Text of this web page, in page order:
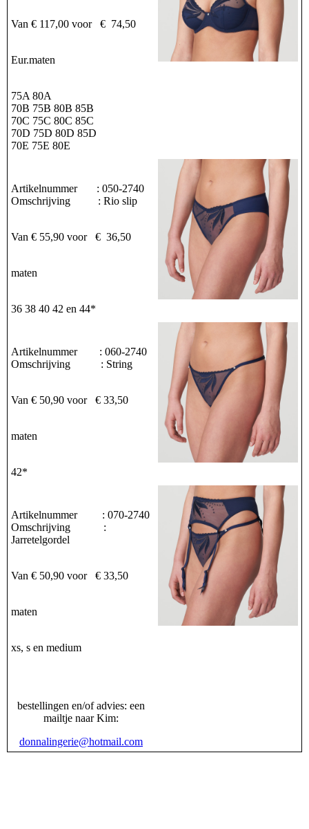
Van € 117,00 voor € 74,50
Eur.maten
75A 80A
70B 75B 80B 85B
70C 75C 80C 85C
70D 75D 80D 85D
70E 75E 80E
Artikelnummer : 050-2740
Omschrijving : Rio slip
Van € 55,90 voor € 36,50
maten
36 38 40 42 en 44*
Artikelnummer : 060-2740
Omschrijving : String
Van € 50,90 voor € 33,50
maten
42*
Artikelnummer : 070-2740
Omschrijving :
Jarretelgordel
Van € 50,90 voor € 33,50
maten
xs, s en medium
bestellingen en/of advies: een
mailtje naar Kim:
donnalingerie@hotmail.com